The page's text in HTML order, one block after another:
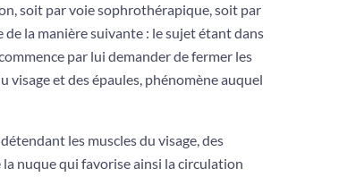
soit par voie sophrothérapique, soit par
la manière suivante : le sujet étant dans
par lui demander de fermer les
visage et des épaules, phénomène auquel
les muscles du visage, des
nuque qui favorise ainsi la circulation